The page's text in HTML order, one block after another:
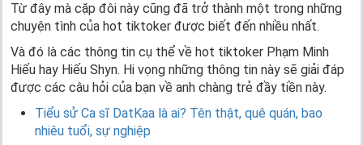
Từ đây mà cặp đôi này cũng đã trở thành một trong những
chuyện tình của hot tiktoker được biết đến nhiều nhất.
Và đó là các thông tin cụ thể về hot tiktoker Phạm Minh
Hiếu hay Hiếu Shyn. Hi vọng những thông tin này sẽ giải đáp
được các câu hỏi của bạn về anh chàng trẻ đầy tiền này.
Tiểu sử Ca sĩ DatKaa là ai? Tên thật, quê quán, bao
nhiêu tuổi, sự nghiệp